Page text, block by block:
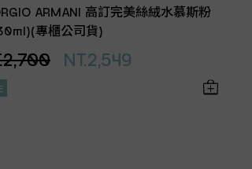
ARMANI 高訂完美絲絨水慕斯粉
專櫃公司貨)
NT.2,549